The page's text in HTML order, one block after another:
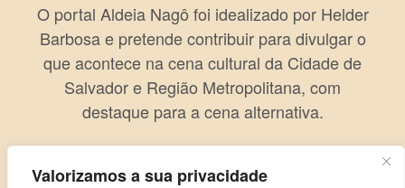
Valorizamos a sua privacidade
O portal Aldeia Nagô foi idealizado por Helder
Barbosa e pretende contribuir para divulgar o
que acontece na cena cultural da Cidade de
Salvador e Região Metropolitana, com
destaque para a cena alternativa.